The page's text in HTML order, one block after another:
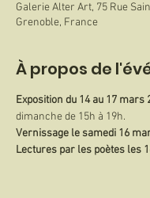
Galerie Alter Art, 75 Rue
Grenoble, France
À propos de
Exposition du 14 au 17 mars
dimanche de 15h à 19h.
Vernissage le samedi 16
Lectures par les poètes les